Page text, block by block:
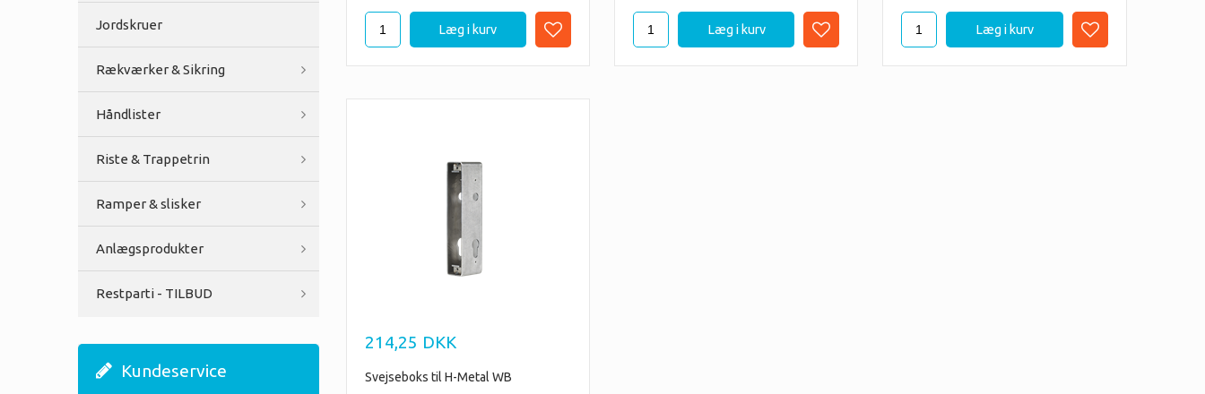
Jordskruer
Rækværker & Sikring
Håndlister
Riste & Trappetrin
Ramper & slisker
Anlægsprodukter
Restparti - TILBUD
Kundeservice
214,25 DKK
Svejseboks til H-Metal WB